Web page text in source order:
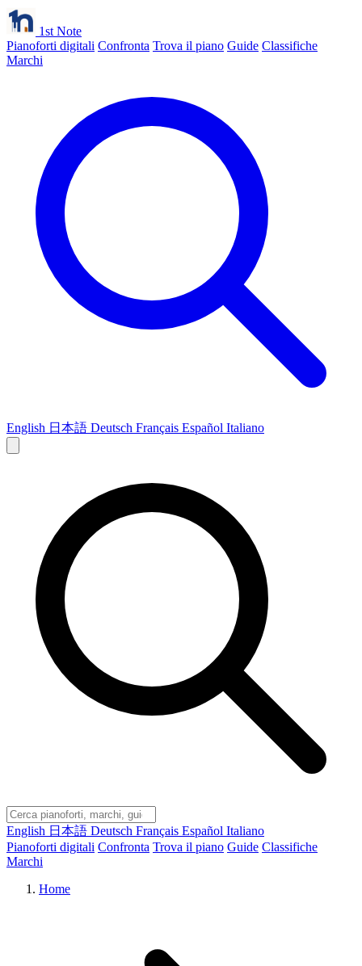
1st Note
Pianoforti digitali Confronta Trova il piano Guide Classifiche
Marchi
English 日本語 Deutsch Français Español Italiano
English 日本語 Deutsch Français Español Italiano
Pianoforti digitali Confronta Trova il piano Guide Classifiche
Marchi
Home